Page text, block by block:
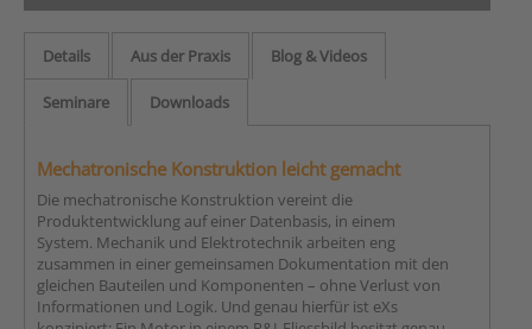
Details Aus der Praxis Blog & Videos
Seminare Downloads
Mechatronische Konstruktion leicht gemacht
Die mechatronische Konstruktion vereint die
Produktentwicklung auf einer Datenbasis, in einem
System. Mechanik und Elektrotechnik arbeiten eng
zusammen in einer gemeinsamen Dokumentation mit den
gleichen Bauteilen und Komponenten – ohne Verlust von
Informationen und Logik. Und genau hierfür ist eXs